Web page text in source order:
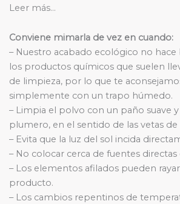
Leer más…
Conviene mimarla de vez en cuando:
– Nuestro acabado ecológico no hace
los productos químicos que suelen
de limpieza, por lo que te
simplemente con un trapo húmedo.
– Limpia el polvo con un paño suave
plumero, en el sentido de las vetas de
– Evita que la luz del sol incida
– No colocar cerca de fuentes directas
– Los elementos afilados pueden
producto.
– Los cambios repentinos de